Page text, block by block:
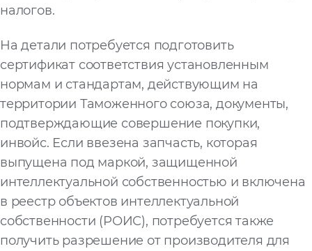
налогов.
На детали потребуется подготовить
сертификат соответствия установленным
нормам и стандартам, действующим на
территории Таможенного союза, документы,
подтверждающие совершение покупки,
инвойс. Если ввезена запчасть, которая
выпущена под маркой, защищенной
интеллектуальной собственностью и включена
в реестр объектов интеллектуальной
собственности (РОИС), потребуется также
получить разрешение от производителя для